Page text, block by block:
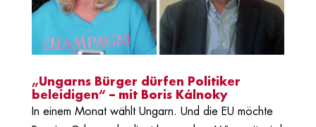
„Ungarns Bürger dürfen Politiker
beleidigen“ – mit Boris Kálnoky
In einem Monat wählt Ungarn. Und die EU möchte